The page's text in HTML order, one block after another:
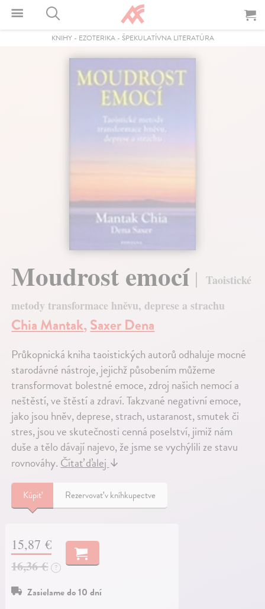
KNIHY- EZOTERIKA- ŠPEKULATÍVNA LITERATÚRA
Moudrost emocí
Taoistické
metody transformace hněvu, deprese a strachu
Chia Mantak,Saxer Dena
Průkopnická kniha taoistických autorů odhaluje mocné
starodávné nástroje, jejichž působením můžeme
transformovat bolestné emoce, zdroj našich nemocí a
neštěstí, ve štěstí a zdraví. Takzvané negativní emoce,
jako jsou hněv, deprese, strach, ustaranost, smutek či
stres, jsou ve skutečnosti cenná poselství, jimiž nám
duše a tělo dávají najevo, že jsme se vychýlili ze stavu
rovnováhy.Čítať ďalej↓
Kúpiť Rezervovať v kníhkupectve
15,87 €
16,36 €
?
Zasielame do 10 dní